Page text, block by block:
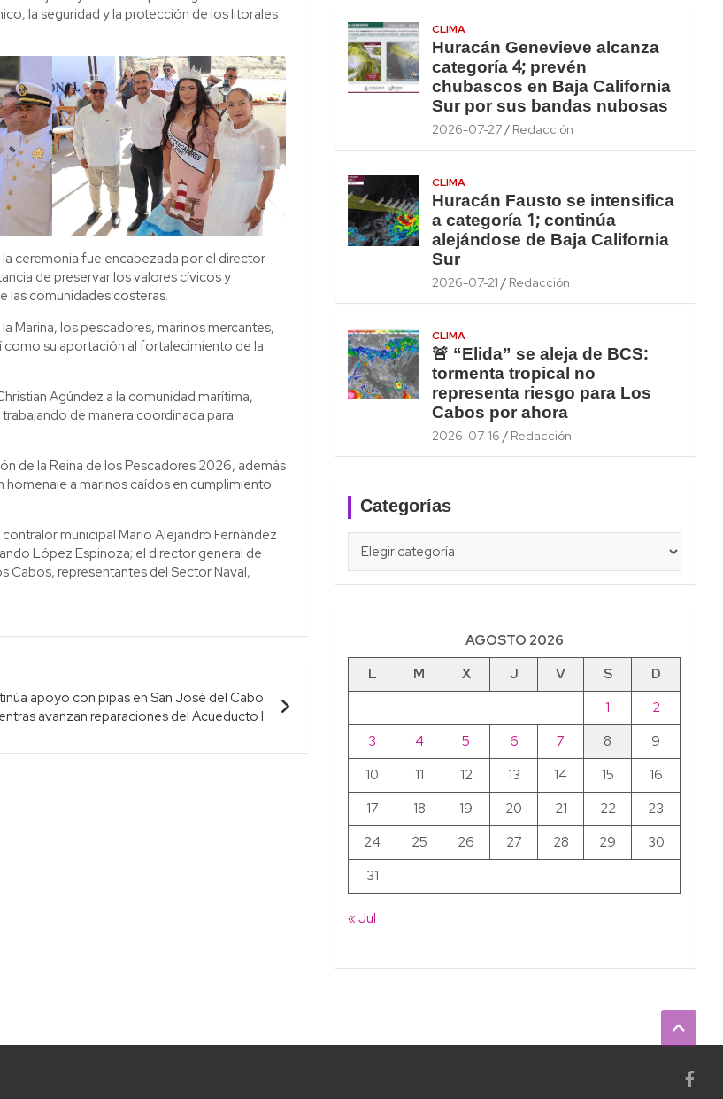
la seguridad y la protección de los litorales
ceremonia fue encabezada por el director
de preservar los valores cívicos y
las comunidades costeras.
Marina, los pescadores, marinos mercantes,
como su aportación al fortalecimiento de la
Agúndez a la comunidad marítima,
de manera coordinada para
de la Reina de los Pescadores 2026, además
homenaje a marinos caídos en cumplimiento
municipal Mario Alejandro Fernández
López Espinoza; el director general de
Cabos, representantes del Sector Naval,
apoyo con pipas en San José del Cabo
avanzan reparaciones del Acueducto I
CLIMA
Huracán Genevieve alcanza
categoría 4; prevén
chubascos en Baja California
Sur por sus bandas nubosas
2026-07-27 Redacción
CLIMA
Huracán Fausto se intensifica
a categoría 1; continúa
alejándose de Baja California
Sur
2026-07-21 Redacción
CLIMA
🚨 “Elida” se aleja de BCS:
tormenta tropical no
representa riesgo para Los
Cabos por ahora
2026-07-16 Redacción
Categorías
AGOSTO 2026
L
M X J V S
D
1
2
3
4 5 6 7 8
9
10
11 12 13 14 15
16
17
18 19 20 21 22
23
24
25 26 27 28 29
30
31
« Jul